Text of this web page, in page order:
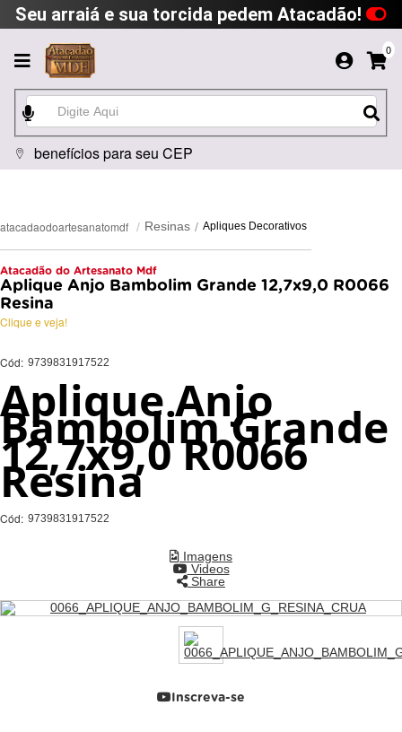
Seu arraiá e sua torcida pedem Atacadão!
0
benefícios para seu CEP
atacadaodoartesanatomdf Resinas Apliques Decorativos
Atacadão do Artesanato Mdf
Aplique Anjo Bambolim Grande 12,7x9,0 R0066
Resina
Clique e veja!
Cód: 9739831917522
Aplique Anjo
Bambolim Grande
12,7x9,0 R0066
Resina
Cód: 9739831917522
Imagens
Videos
Share
Inscreva-se